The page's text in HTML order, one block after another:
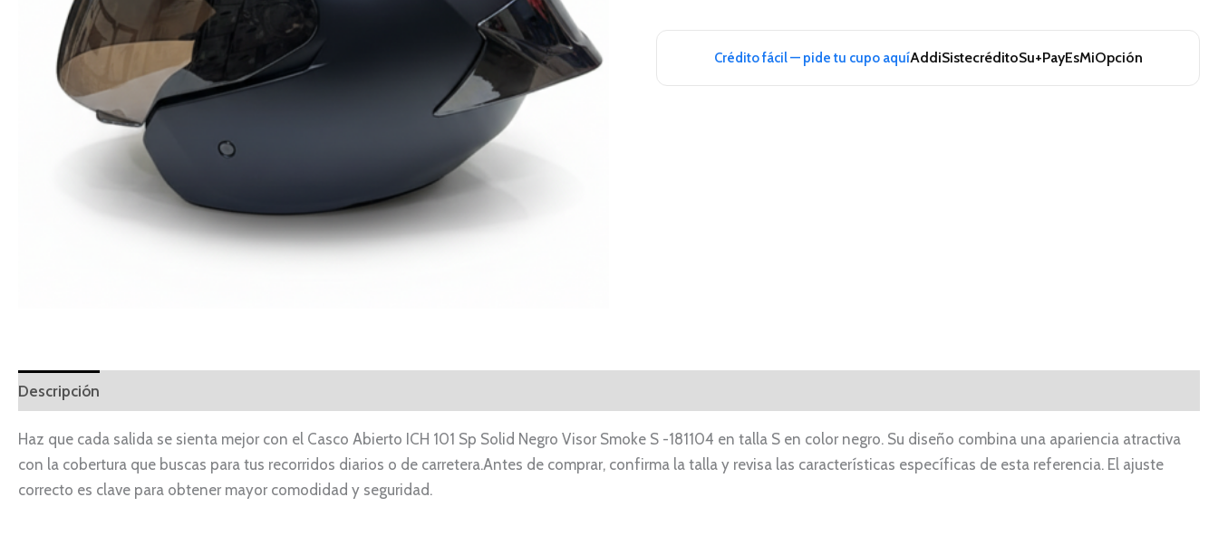
Crédito fácil — pide tu cupo aquíAddiSistecréditoSu+PayEsMiOpción
Descripción
Haz que cada salida se sienta mejor con el Casco Abierto ICH 101 Sp Solid Negro Visor Smoke S -181104 en talla S en color negro. Su diseño combina una apariencia atractiva
con la cobertura que buscas para tus recorridos diarios o de carretera.Antes de comprar, confirma la talla y revisa las características específicas de esta referencia. El ajuste
correcto es clave para obtener mayor comodidad y seguridad.